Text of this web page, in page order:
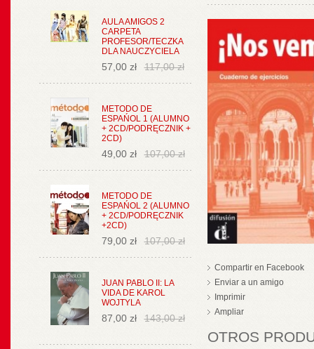
AULA AMIGOS 2
CARPETA
PROFESOR/TECZKA
DLA NAUCZYCIELA
57,00 zł 117,00 zł
METODO DE
ESPAŃOL 1 (ALUMNO
+ 2CD/PODRĘCZNIK +
2CD)
49,00 zł 107,00 zł
METODO DE
ESPAŃOL 2 (ALUMNO
+ 2CD/PODRĘCZNIK
+2CD)
79,00 zł 107,00 zł
JUAN PABLO II: LA
VIDA DE KAROL
WOJTYLA
87,00 zł 143,00 zł
Compartir en Facebook
Enviar a un amigo
Imprimir
Ampliar
OTROS